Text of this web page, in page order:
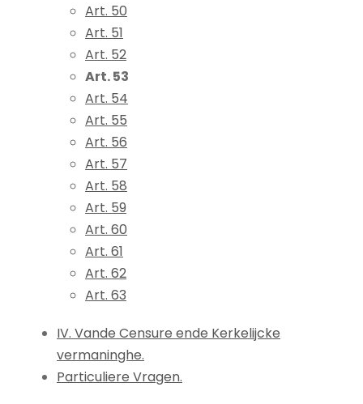
Art. 50
Art. 51
Art. 52
Art. 53
Art. 54
Art. 55
Art. 56
Art. 57
Art. 58
Art. 59
Art. 60
Art. 61
Art. 62
Art. 63
IV. Vande Censure ende Kerkelijcke
vermaninghe.
Particuliere Vragen.